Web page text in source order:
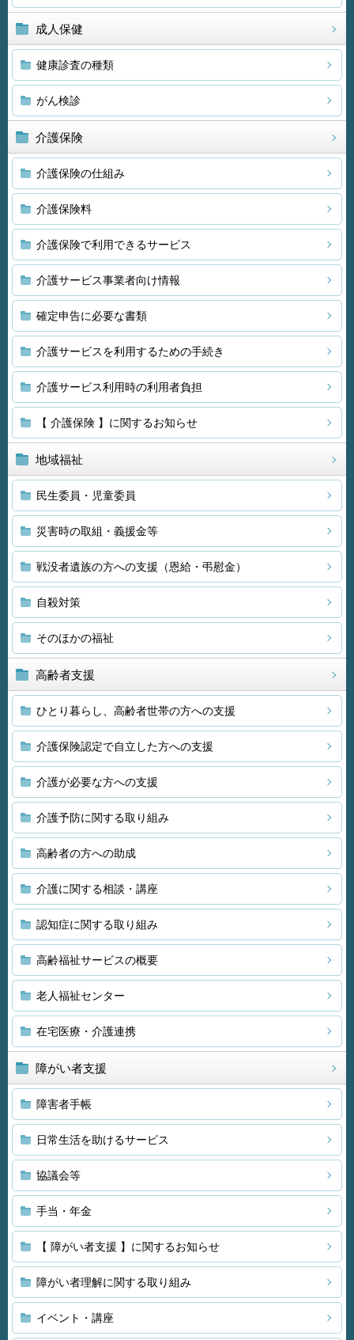
成人保健
健康診査の種類
がん検診
介護保険
介護保険の仕組み
介護保険料
介護保険で利用できるサービス
介護サービス事業者向け情報
確定申告に必要な書類
介護サービスを利用するための手続き
介護サービス利用時の利用者負担
【 介護保険 】に関するお知らせ
地域福祉
民生委員・児童委員
災害時の取組・義援金等
戦没者遺族の方への支援（恩給・弔慰金）
自殺対策
そのほかの福祉
高齢者支援
ひとり暮らし、高齢者世帯の方への支援
介護保険認定で自立した方への支援
介護が必要な方への支援
介護予防に関する取り組み
高齢者の方への助成
介護に関する相談・講座
認知症に関する取り組み
高齢福祉サービスの概要
老人福祉センター
在宅医療・介護連携
障がい者支援
障害者手帳
日常生活を助けるサービス
協議会等
手当・年金
【 障がい者支援 】に関するお知らせ
障がい者理解に関する取り組み
イベント・講座